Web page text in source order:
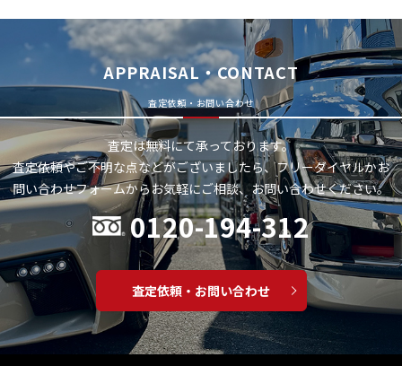
APPRAISAL・CONTACT
査定依頼・お問い合わせ
査定は無料にて承っております。
査定依頼やご不明な点などがございましたら、フリーダイヤルかお
問い合わせフォームからお気軽にご相談、お問い合わせください。
0120-194-312
査定依頼・お問い合わせ